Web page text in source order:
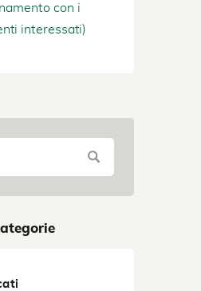
con i
interessati)